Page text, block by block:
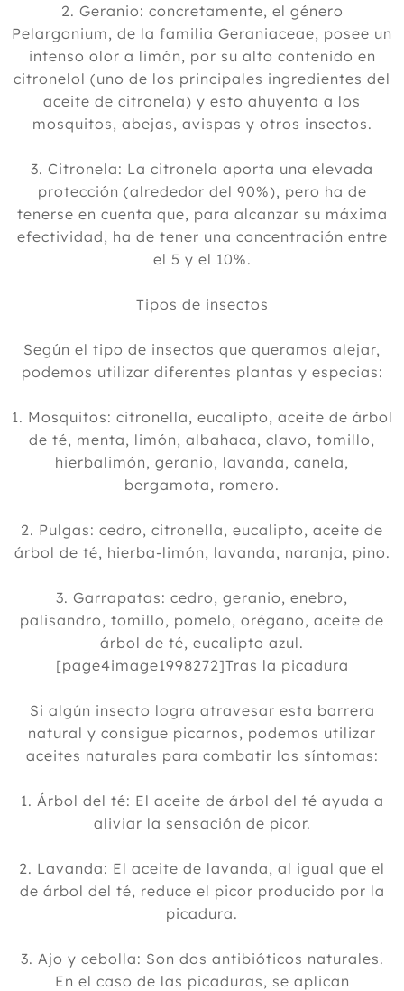
2. Geranio: concretamente, el género
Pelargonium, de la familia Geraniaceae, posee un
intenso olor a limón, por su alto contenido en
citronelol (uno de los principales ingredientes del
aceite de citronela) y esto ahuyenta a los
mosquitos, abejas, avispas y otros insectos.
3. Citronela: La citronela aporta una elevada
protección (alrededor del 90%), pero ha de
tenerse en cuenta que, para alcanzar su máxima
efectividad, ha de tener una concentración entre
el 5 y el 10%.
Tipos de insectos
Según el tipo de insectos que queramos alejar,
podemos utilizar diferentes plantas y especias:
1. Mosquitos: citronella, eucalipto, aceite de árbol
de té, menta, limón, albahaca, clavo, tomillo,
hierbalimón, geranio, lavanda, canela,
bergamota, romero.
2. Pulgas: cedro, citronella, eucalipto, aceite de
árbol de té, hierba-limón, lavanda, naranja, pino.
3. Garrapatas: cedro, geranio, enebro,
palisandro, tomillo, pomelo, orégano, aceite de
árbol de té, eucalipto azul.
[page4image1998272]Tras la picadura
Si algún insecto logra atravesar esta barrera
natural y consigue picarnos, podemos utilizar
aceites naturales para combatir los síntomas:
1. Árbol del té: El aceite de árbol del té ayuda a
aliviar la sensación de picor.
2. Lavanda: El aceite de lavanda, al igual que el
de árbol del té, reduce el picor producido por la
picadura.
3. Ajo y cebolla: Son dos antibióticos naturales.
En el caso de las picaduras, se aplican